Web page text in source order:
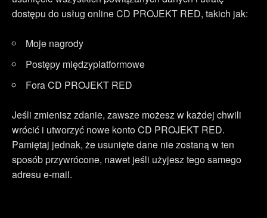
dostępu do usług online CD PROJEKT RED, takich jak:
Moje nagrody
Postępy międzyplatformowe
Fora CD PROJEKT RED
Jeśli zmienisz zdanie, zawsze możesz w każdej chwili
wrócić i utworzyć nowe konto CD PROJEKT RED.
Pamiętaj jednak, że usunięte dane nie zostaną w ten
sposób przywrócone, nawet jeśli użyjesz tego samego
adresu e-mail.